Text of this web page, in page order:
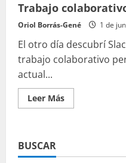
Trabajo
Oriol Borrás-Gené 1 de
El otro día descubrí
trabajo colaborativo
actual...
Leer MásLeer
más
Slack
BUSCAR